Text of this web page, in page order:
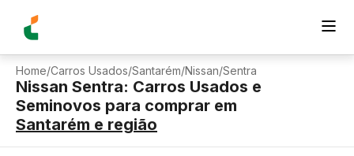
Home/Carros Usados/Santarém/Nissan/Sentra
Nissan Sentra: Carros Usados e
Seminovos para comprar em
Santarém e região